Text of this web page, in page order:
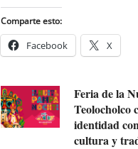
Comparte esto:
Facebook X
Feria de la
Teolocholco
identidad
cultura y